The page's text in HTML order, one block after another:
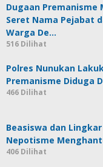
Dugaan Premanisme
Seret Nama Pejabat
Warga De…
516 Dilihat
Polres Nunukan
Premanisme Diduga
466 Dilihat
Beasiswa dan
Nepotisme
406 Dilihat